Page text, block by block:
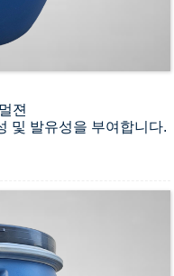
젼
및 발유성을 부여합니다.
다.